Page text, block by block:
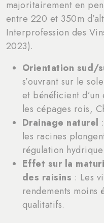
majoritairement en
entre 220 et 350m
Interprofession des
2023).
Orientation sud/
s’ouvrant sur le
et bénéficient
les cépages rois,
Drainage naturel
les racines
régulation
Effet sur la
des raisins : Les
rendements moins
qualitatifs.